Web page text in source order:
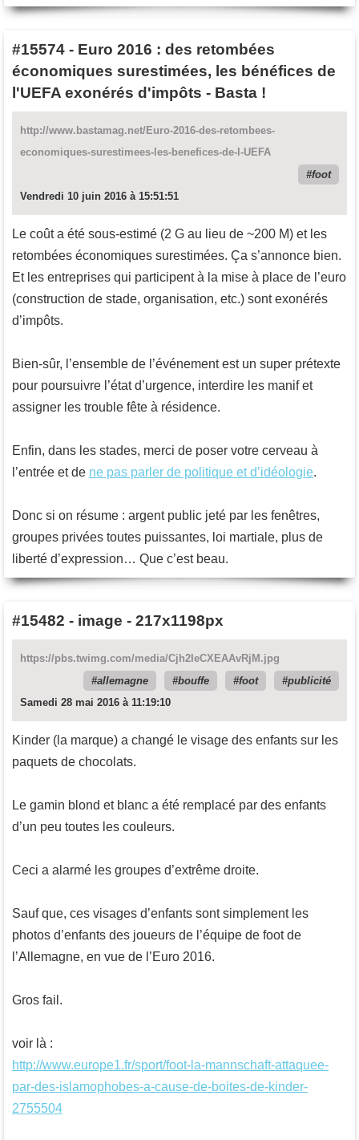
#15574 - Euro 2016 : des retombées
économiques surestimées, les bénéfices de
l'UEFA exonérés d'impôts - Basta !
http://www.bastamag.net/Euro-2016-des-retombees-
economiques-surestimees-les-benefices-de-l-UEFA
foot
Vendredi 10 juin 2016 à 15:51:51
Le coût a été sous-estimé (2 G au lieu de ~200 M) et les
retombées économiques surestimées. Ça s’annonce bien.
Et les entreprises qui participent à la mise à place de l’euro
(construction de stade, organisation, etc.) sont exonérés
d’impôts.
Bien-sûr, l’ensemble de l’événement est un super prétexte
pour poursuivre l’état d’urgence, interdire les manif et
assigner les trouble fête à résidence.
Enfin, dans les stades, merci de poser votre cerveau à
l’entrée et de ne pas parler de politique et d’idéologie.
Donc si on résume : argent public jeté par les fenêtres,
groupes privées toutes puissantes, loi martiale, plus de
liberté d’expression… Que c’est beau.
#15482 - image - 217x1198px
https://pbs.twimg.com/media/Cjh2IeCXEAAvRjM.jpg
allemagne
bouffe foot
publicité
Samedi 28 mai 2016 à 11:19:10
Kinder (la marque) a changé le visage des enfants sur les
paquets de chocolats.
Le gamin blond et blanc a été remplacé par des enfants
d’un peu toutes les couleurs.
Ceci a alarmé les groupes d’extrême droite.
Sauf que, ces visages d’enfants sont simplement les
photos d’enfants des joueurs de l’équipe de foot de
l’Allemagne, en vue de l’Euro 2016.
Gros fail.
voir là :
http://www.europe1.fr/sport/foot-la-mannschaft-attaquee-
par-des-islamophobes-a-cause-de-boites-de-kinder-
2755504